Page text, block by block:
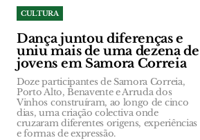
CULTURA
Dança juntou diferenças e
uniu mais de uma dezena de
jovens em Samora Correia
Doze participantes de Samora Correia,
Porto Alto, Benavente e Arruda dos
Vinhos construíram, ao longo de cinco
dias, uma criação colectiva onde
cruzaram diferentes origens, experiências
e formas de expressão.